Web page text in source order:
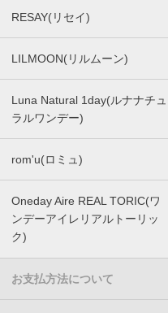
RESAY(リセイ)
LILMOON(リルムーン)
Luna Natural 1day(ルナナチュ
ラルワンデー)
rom'u(ロミュ)
Oneday Aire REAL TORIC(ワ
ンデーアイレリアルトーリッ
ク)
お支払方法について